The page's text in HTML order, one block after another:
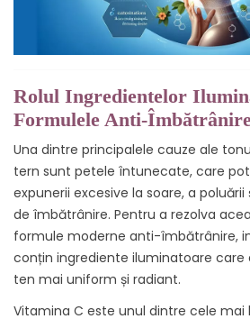
Rolul Ingredientelor
Formulele Anti-
Una dintre principalele cauze ale
tern sunt petele întunecate, care
expunerii excesive la soare, a
de îmbătrânire. Pentru a rezolva
formule moderne anti-îmbătrânire,
conțin ingrediente iluminatoare care
ten mai uniform și radiant.
Vitamina C este unul dintre cele mai